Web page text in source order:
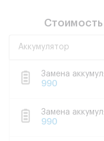
Стоимость
Аккумулятор
Замена
990
Замена
990